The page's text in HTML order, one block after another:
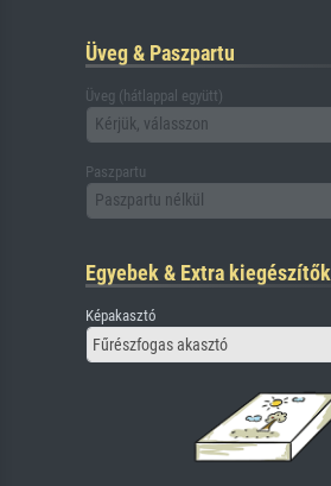
Üveg & Paszpartu
Üveg (hátlappal együtt)
Kérjük, válasszon
Paszpartu
Paszpartu nélkül
Egyebek & Extra kiegészítők
Képakasztó
Fűrészfogas akasztó